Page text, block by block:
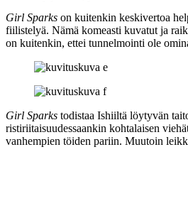
Girl Sparks on kuitenkin keskivertoa
fiilistelyä. Nämä komeasti kuvatut ja
on kuitenkin, ettei tunnelmointi ole
Girl Sparks todistaa Ishiiltä löytyvän
ristiriitaisuudessaankin kohtalaisen
vanhempien töiden pariin. Muutoin